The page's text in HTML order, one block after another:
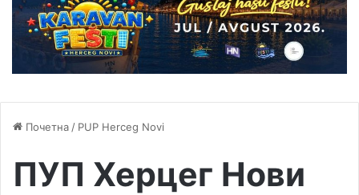
Почетна / PUP Herceg Novi
ПУП Херцег Нови